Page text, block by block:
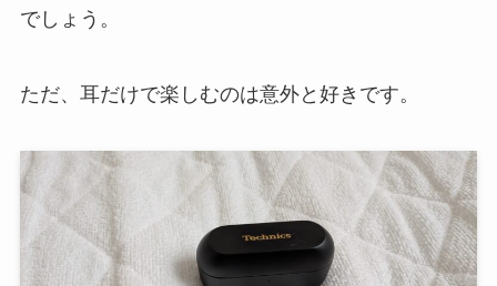
でしょう。
ただ、耳だけで楽しむのは意外と好きです。